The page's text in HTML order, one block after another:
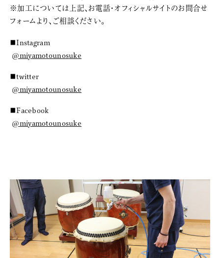
※加工については上記、お電話・オフィシャルサイトのお問合せ
フォームより、ご相談ください。
■Instagram
@miyamotounosuke
■twitter
@miyamotounosuke
■Facebook
@miyamotounosuke